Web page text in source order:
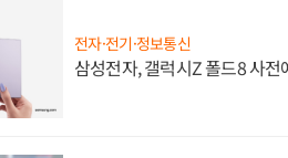
전자·전기·정보통신
삼성전자, 갤럭시Z 폴드8 사